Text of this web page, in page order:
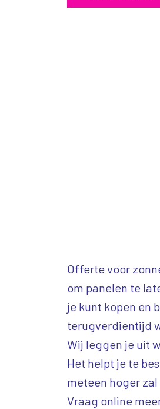
Offerte voor
om panelen te
je kunt kopen en
terugverdientijd
Wij leggen je uit
Het helpt je te
meteen hoger zal
Vraag online